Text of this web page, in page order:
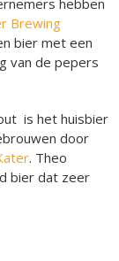
hebben
Brewing
bier met een
van de pepers
is het huisbier
door
. Theo
bier dat zeer